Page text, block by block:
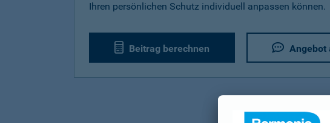
Ihren persönlichen Schutz individuell anpassen können.
Beitrag berechnen Angebot